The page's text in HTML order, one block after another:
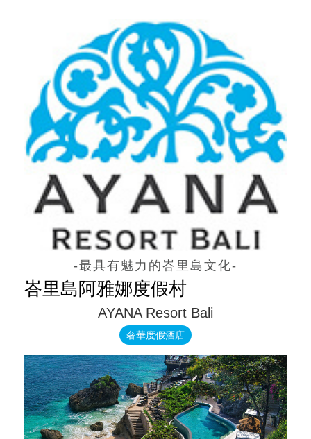
-最具有魅力的峇里島文化-
峇里島阿雅娜度假村
AYANA Resort Bali
奢華度假酒店